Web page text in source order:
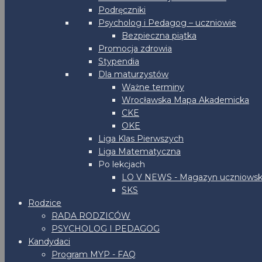
Podręczniki
Psycholog i Pedagog – uczniowie
Bezpieczna piątka
Promocja zdrowia
Stypendia
Dla maturzystów
Ważne terminy
Wrocławska Mapa Akademicka
CKE
OKE
Liga Klas Pierwszych
Liga Matematyczna
Po lekcjach
LO V NEWS - Magazyn
SKS
Rodzice
RADA RODZICÓW
PSYCHOLOG I PEDAGOG
Kandydaci
Program MYP - FAQ